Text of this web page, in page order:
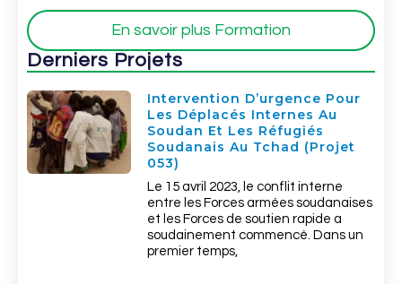
En savoir plus Formation
Derniers Projets
Intervention D’urgence Pour
Les Déplacés Internes Au
Soudan Et Les Réfugiés
Soudanais Au Tchad (Projet
053)
Le 15 avril 2023, le conflit interne
entre les Forces armées soudanaises
et les Forces de soutien rapide a
soudainement commencé. Dans un
premier temps,